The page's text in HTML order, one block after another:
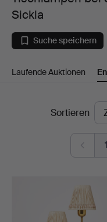
bei
Stockholms
Sickla
Suche speichern
Laufende Auktionen
EndpreiseSortieren
1